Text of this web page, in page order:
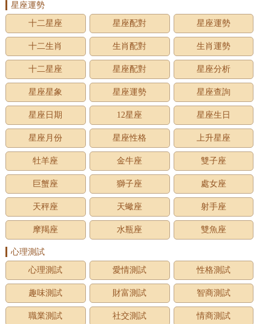
星座運勢
十二星座
星座配對 星座運勢
十二生肖 生肖配對 生肖運勢
十二星座 星座配對 星座分析
星座星象 星座運勢 星座查詢
星座日期 12星座 星座生日
星座月份 星座性格 上升星座
牡羊座 金牛座 雙子座
巨蟹座 獅子座 處女座
天秤座 天蠍座 射手座
摩羯座 水瓶座 雙魚座
心理測試
心理測試
愛情測試 性格測試
趣味測試 財富測試 智商測試
職業測試 社交測試 情商測試